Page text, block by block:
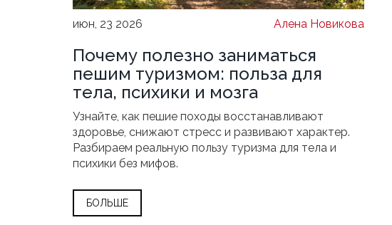
июн, 23 2026 Алена Новикова
Почему полезно заниматься
пешим туризмом: польза для
тела, психики и мозга
Узнайте, как пешие походы восстанавливают
здоровье, снижают стресс и развивают характер.
Разбираем реальную пользу туризма для тела и
психики без мифов.
БОЛЬШЕ